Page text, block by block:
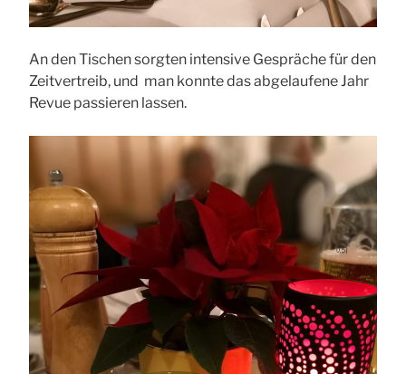
An den Tischen sorgten intensive Gespräche für den
Zeitvertreib, und man konnte das abgelaufene Jahr
Revue passieren lassen.